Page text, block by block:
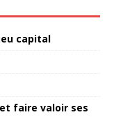
capital
faire valoir ses